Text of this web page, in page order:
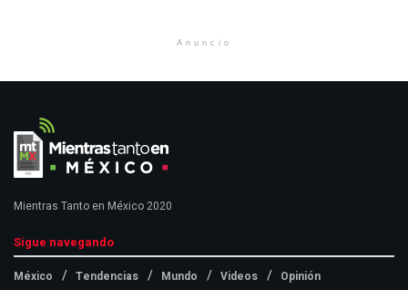
Anuncio
Mientras Tanto en México 2020
Sigue navegando
México Tendencias Mundo Videos Opinión